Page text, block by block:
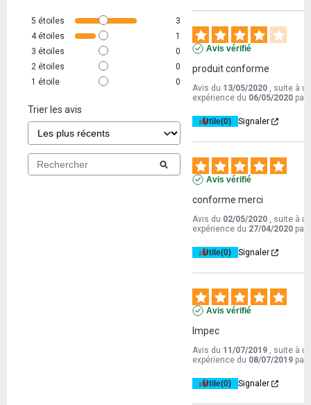
5 étoiles
3
4 étoiles
1
3 étoiles
0
2 étoiles
0
1 étoile 0
Trier les avis
Avis vérifié
produit conforme
Avis du 13/05/2020 , suite à
expérience du 06/05/2020 par
Utile(0) Signaler
Avis vérifié
conforme merci
Avis du 02/05/2020 , suite à
expérience du 27/04/2020 par
Utile(0) Signaler
Avis vérifié
Impec
Avis du 11/07/2019 , suite à
expérience du 08/07/2019 par
Utile(0) Signaler